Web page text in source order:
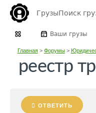
ГрузыПоиск
Ваши грузы
Главная> Форумы>
реестр
ОТВЕТИТЬ